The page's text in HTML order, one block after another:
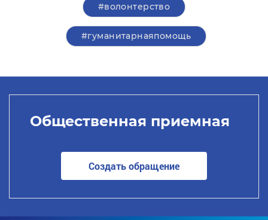
#волонтерство
#гуманитарнаяпомощь
Общественная приемная
Создать обращение